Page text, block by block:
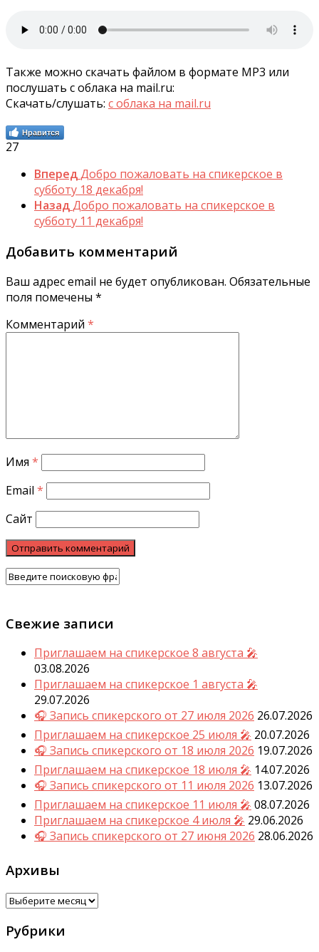
Также можно скачать файлом в формате MP3 или
послушать с облака на mail.ru:
Скачать/слушать: с облака на mail.ru
Нравится
27
ВпередДобро пожаловать на спикерское в
субботу 18 декабря!
НазадДобро пожаловать на спикерское в
субботу 11 декабря!
Добавить комментарий
Ваш адрес email не будет опубликован. Обязательные
поля помечены *
Комментарий *
Имя *
Email *
Сайт
Свежие записи
Приглашаем на спикерское 8 августа 🎤
03.08.2026
Приглашаем на спикерское 1 августа 🎤
29.07.2026
🎧 Запись спикерского от 27 июля 2026 26.07.2026
Приглашаем на спикерское 25 июля 🎤 20.07.2026
🎧 Запись спикерского от 18 июля 2026 19.07.2026
Приглашаем на спикерское 18 июля 🎤 14.07.2026
🎧 Запись спикерского от 11 июля 2026 13.07.2026
Приглашаем на спикерское 11 июля 🎤 08.07.2026
Приглашаем на спикерское 4 июля 🎤 29.06.2026
🎧 Запись спикерского от 27 июня 2026 28.06.2026
Архивы
Архивы
Рубрики